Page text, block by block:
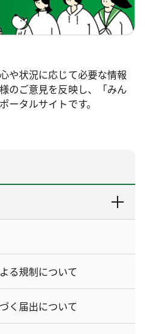
や状況に応じて必要な情報
のご意見を反映し、「みん
ータルサイトです。
る規制について
く届出について